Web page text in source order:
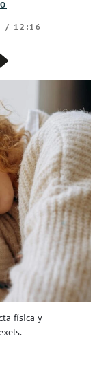
física y
/ 12:16